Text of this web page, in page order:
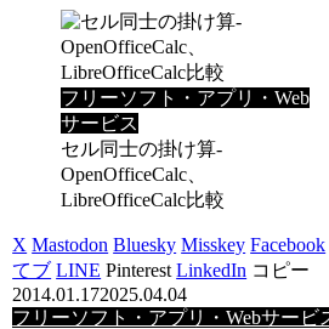
フリーソフト・アプリ・Web
サービス
セル同士の掛け算-
OpenOfficeCalc、
LibreOfficeCalc比較
X Mastodon Bluesky Misskey Facebook
てブ LINE Pinterest LinkedIn コピー
2014.01.172025.04.04
フリーソフト・アプリ・Webサービ